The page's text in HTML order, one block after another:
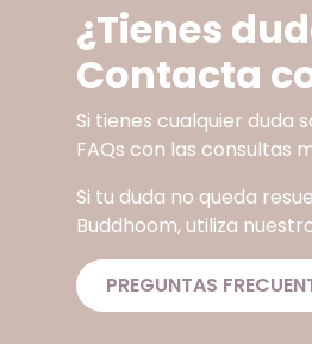
¿Tienes
Contacta
Si tienes cualquier duda
FAQs con las consultas
Si tu duda no queda
Buddhoom, utiliza
PREGUNTAS